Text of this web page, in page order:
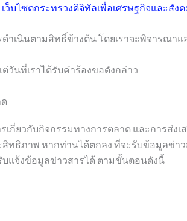
ว็บไซตกระทรวงดิจิทัลเพื่อเศรษฐกิจและสัง
ำเนินตามสิทธิ์ข้างต้น โดยเราจะพิจารณาแ
นที่เราได้รับคำร้องขอดังกล่าว
เกี่ยวกับกิจกรรมทางการตลาด และการส่
ทธิภาพ หากท่านได้ตกลง ที่จะรับข้อมูลข่
แจ้งข้อมูลข่าวสารได้ ตามขั้นตอนดังนี้